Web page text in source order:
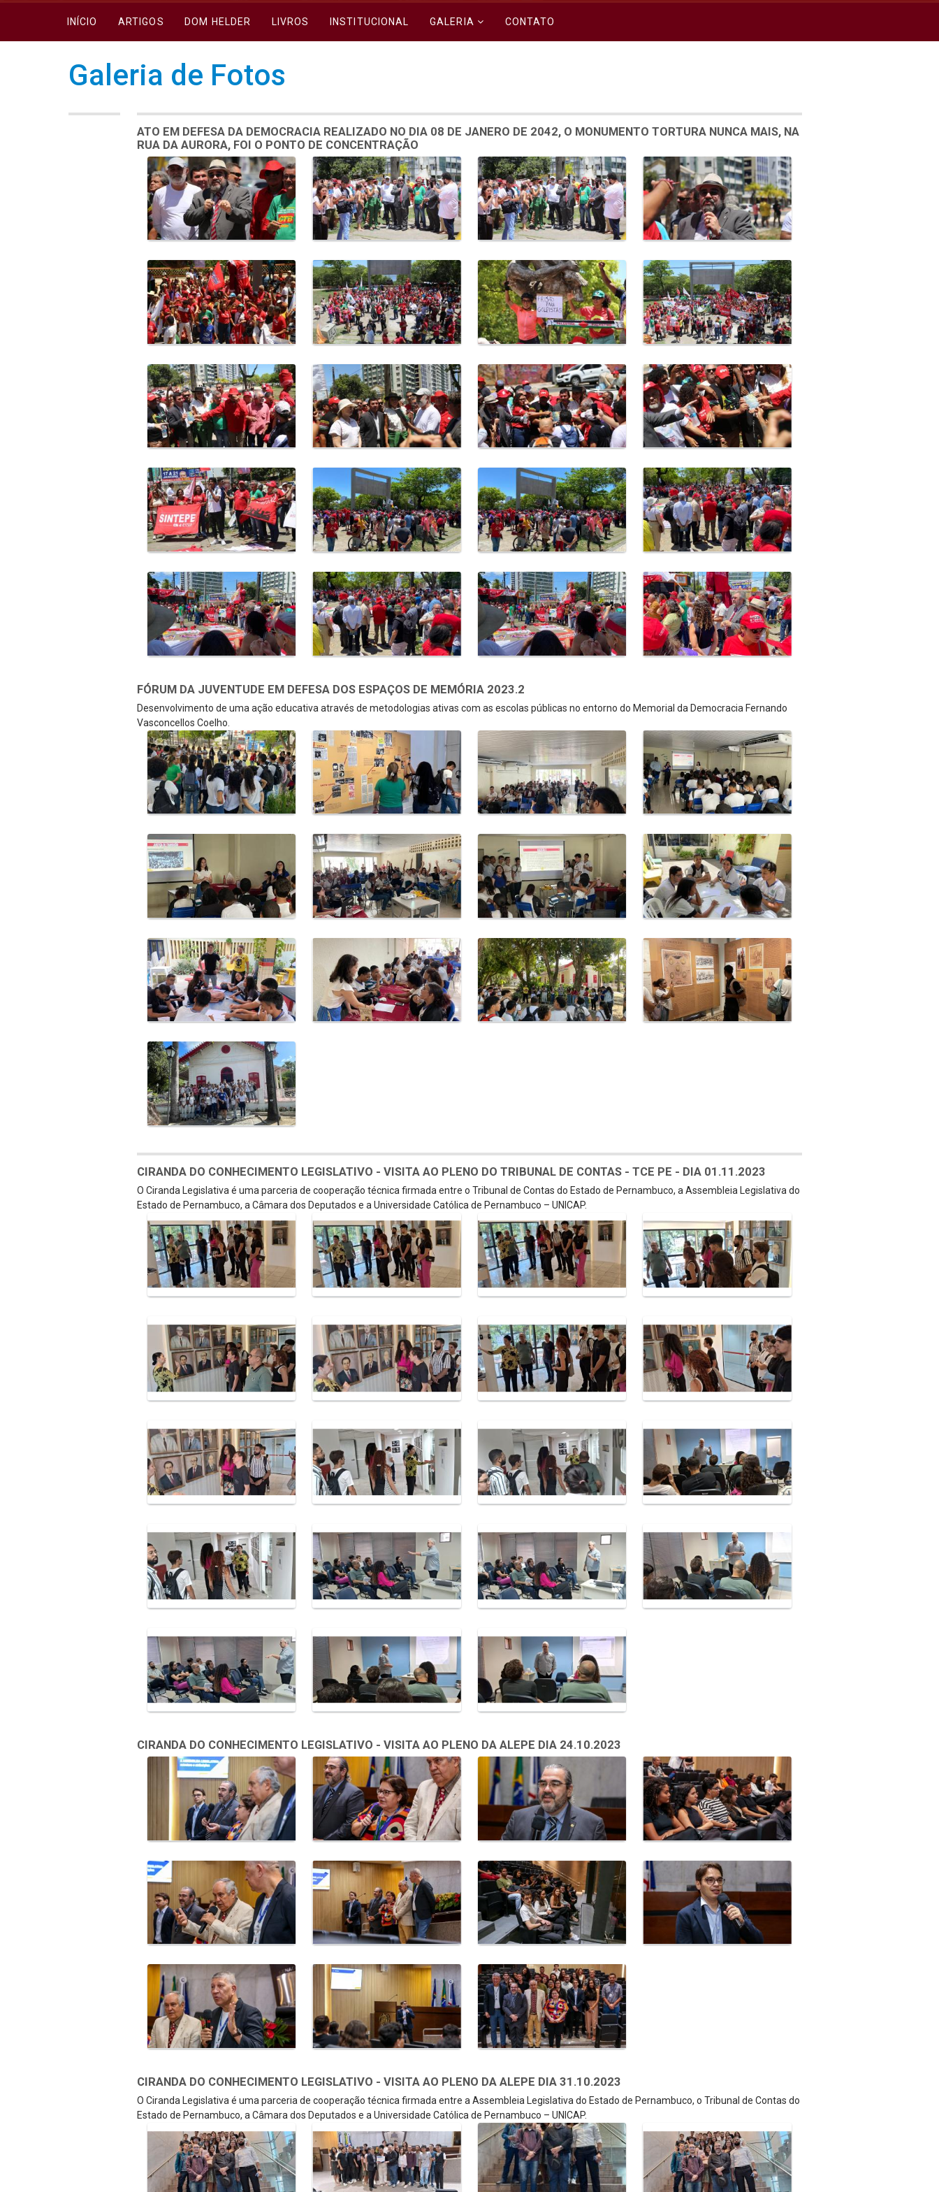
INÍCIO ARTIGOS DOM HELDER LIVROS INSTITUCIONAL GALERIA CONTATO
Galeria de Fotos
ATO EM DEFESA DA DEMOCRACIA REALIZADO NO DIA 08 DE JANERO DE 2042, O MONUMENTO TORTURA NUNCA MAIS, NA
RUA DA AURORA, FOI O PONTO DE CONCENTRAÇÃO
Galeria de Mídias
FÓRUM DA JUVENTUDE EM DEFESA DOS ESPAÇOS DE MEMÓRIA 2023.2
Desenvolvimento de uma ação educativa através de metodologias ativas com as escolas públicas no entorno do Memorial da Democracia Fernando
Vasconcellos Coelho.
Galeria de Mídias
CIRANDA DO CONHECIMENTO LEGISLATIVO - VISITA AO PLENO DO TRIBUNAL DE CONTAS - TCE PE - DIA 01.11.2023
O Ciranda Legislativa é uma parceria de cooperação técnica firmada entre o Tribunal de Contas do Estado de Pernambuco, a Assembleia Legislativa do
Estado de Pernambuco, a Câmara dos Deputados e a Universidade Católica de Pernambuco – UNICAP.
Galeria de Mídias
CIRANDA DO CONHECIMENTO LEGISLATIVO - VISITA AO PLENO DA ALEPE DIA 24.10.2023
Galeria de Mídias
CIRANDA DO CONHECIMENTO LEGISLATIVO - VISITA AO PLENO DA ALEPE DIA 31.10.2023
O Ciranda Legislativa é uma parceria de cooperação técnica firmada entre a Assembleia Legislativa do Estado de Pernambuco, o Tribunal de Contas do
Estado de Pernambuco, a Câmara dos Deputados e a Universidade Católica de Pernambuco – UNICAP.
Galeria de Mídias